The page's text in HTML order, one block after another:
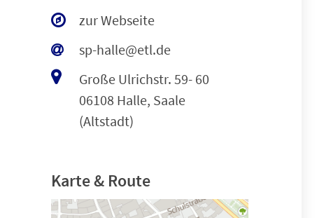
zur Webseite
sp-halle@etl.de
Große Ulrichstr. 59- 60
06108 Halle, Saale
(Altstadt)
Karte & Route